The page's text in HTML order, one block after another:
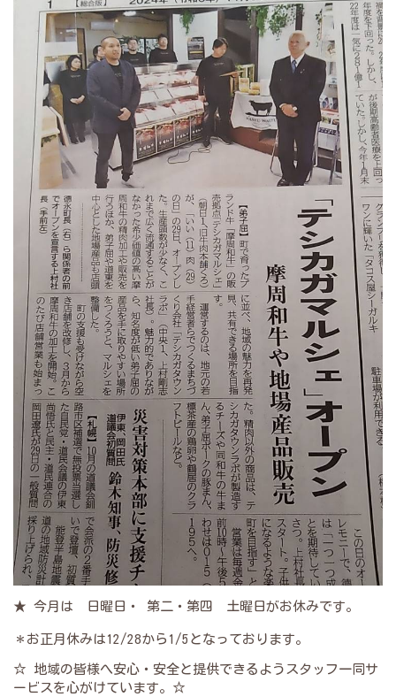
★ 今月は 日曜日・ 第二・第四 土曜日がお休みです。
＊お正月休みは12/28から1/5となっております。
☆ 地域の皆様へ安心・安全と提供できるようスタッフ一同サ
ービスを心がけています。☆